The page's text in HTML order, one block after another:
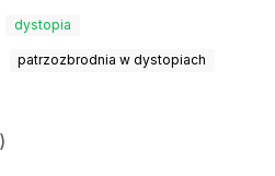
dystopia
patrzozbrodnia w dystopiach